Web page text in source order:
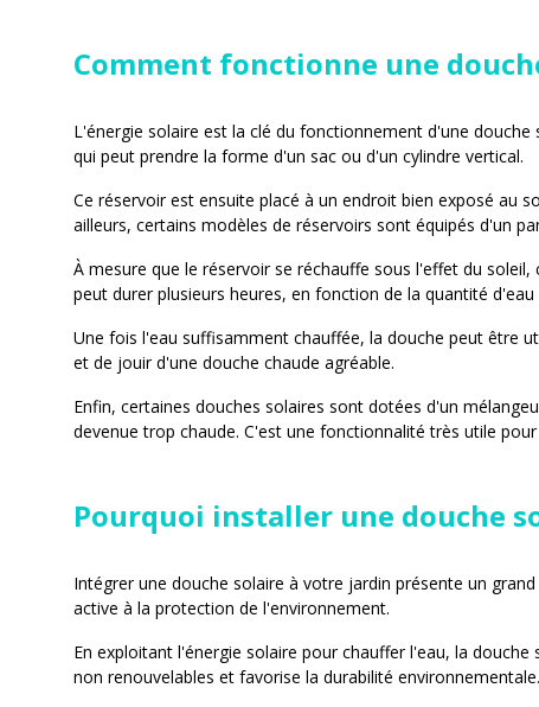
Comment fonctionne une
L'énergie solaire est la clé du fonctionnement d'une
qui peut prendre la forme d'un sac ou d'un cylindre vertical.
Ce réservoir est ensuite placé à un endroit bien exposé au
ailleurs, certains modèles de réservoirs sont équipés d'un
À mesure que le réservoir se réchauffe sous l'effet du
peut durer plusieurs heures, en fonction de la quantité
Une fois l'eau suffisamment chauffée, la douche peut être
et de jouir d'une douche chaude agréable.
Enfin, certaines douches solaires sont dotées d'un
devenue trop chaude. C'est une fonctionnalité très utile
Pourquoi installer une douche
Intégrer une douche solaire à votre jardin présente un
active à la protection de l'environnement.
En exploitant l'énergie solaire pour chauffer l'eau, la
non renouvelables et favorise la durabilité